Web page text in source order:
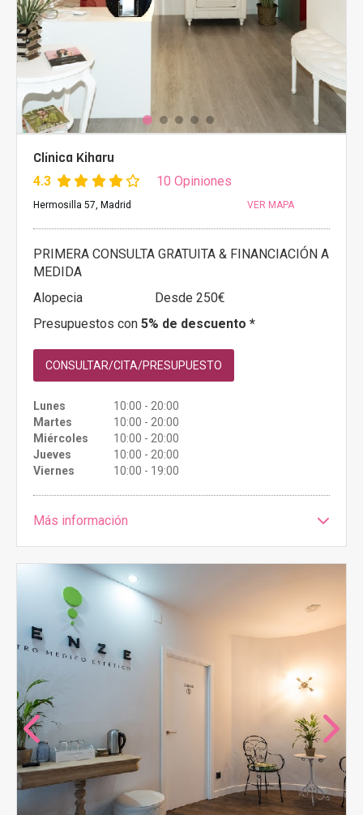
Clínica Kiharu
4.3 10 Opiniones
Hermosilla 57, Madrid VER MAPA
PRIMERA CONSULTA GRATUITA & FINANCIACIÓN A
MEDIDA
Alopecia
Desde 250€
Presupuestos con 5% de descuento *
CONSULTAR/CITA/PRESUPUESTO
Lunes
10:00 - 20:00
Martes
10:00 - 20:00
Miércoles
10:00 - 20:00
Jueves
10:00 - 20:00
Viernes
10:00 - 19:00
Más información